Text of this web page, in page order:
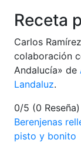
Receta
Carlos
colaboración
Andalucía» de
Landaluz.
0/5 (0 Reseña)
de
Berenjenas
pisto y bonito